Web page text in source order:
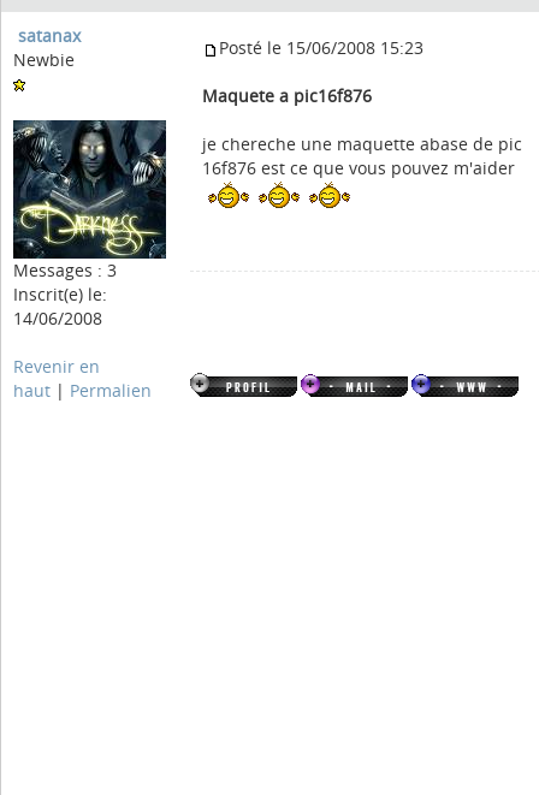
satanax
Newbie
Messages : 3
Inscrit(e) le:
14/06/2008
Posté le 15/06/2008 15:23
Maquete a pic16f876
je chereche une maquette abase de pic
16f876 est ce que vous pouvez m'aider
Revenir en
haut | Permalien